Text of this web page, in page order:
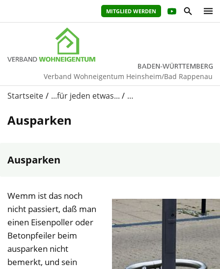
MITGLIED WERDEN
Verband Wohneigentum Heinsheim/Bad Rappenau
Startseite ...für jeden etwas... …
Ausparken
Ausparken
Wemm ist das noch
nicht passiert, daß man
einen Eisenpoller oder
Betonpfeiler beim
ausparken nicht
bemerkt, und sein